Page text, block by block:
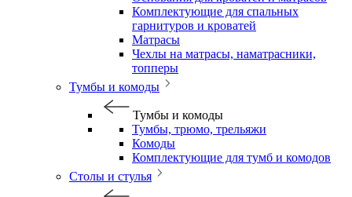
Комплектующие для спальных
гарнитуров и кроватей
Матрасы
Чехлы на матрасы, наматрасники,
топперы
Тумбы и комоды
Тумбы и комоды
Тумбы, трюмо, трельяжи
Комоды
Комплектующие для тумб и комодов
Столы и стулья